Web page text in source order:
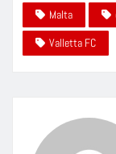
Malta
Valletta FC